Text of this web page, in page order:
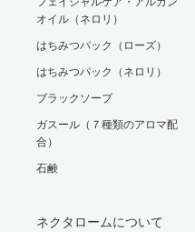
オイル（ネロリ）
はちみつパック（ローズ）
はちみつパック（ネロリ）
ブラックソープ
ガスール（７種類のアロマ配
合）
石鹸
ネクタロームについて